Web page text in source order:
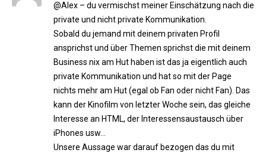
@Alex – du vermischst meiner Einschätzung nach die
private und nicht private Kommunikation.
Sobald du jemand mit deinem privaten Profil
ansprichst und über Themen sprichst die mit deinem
Business nix am Hut haben ist das ja eigentlich auch
private Kommunikation und hat so mit der Page
nichts mehr am Hut (egal ob Fan oder nicht Fan). Das
kann der Kinofilm von letzter Woche sein, das gleiche
Interesse an HTML, der Interessensaustausch über
iPhones usw…
Unsere Aussage war darauf bezogen das du mit